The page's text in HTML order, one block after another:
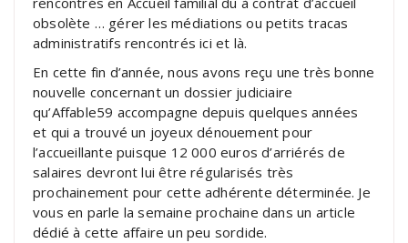
obsolète … gérer les médiations ou petits tracas
administratifs rencontrés ici et là.
En cette fin d’année, nous avons reçu une très bonne
nouvelle concernant un dossier judiciaire
qu’Affable59 accompagne depuis quelques années
et qui a trouvé un joyeux dénouement pour
l’accueillante puisque 12 000 euros d’arriérés de
salaires devront lui être régularisés très
prochainement pour cette adhérente déterminée. Je
vous en parle la semaine prochaine dans un article
dédié à cette affaire un peu sordide.